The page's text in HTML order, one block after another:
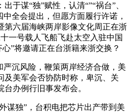
谋“独”赋性，认清“”“祸台”、
全会提出，但愿方面履行许诺，
第六届海峡两岸影像文化周正在浙
一号载人飞船飞赴太空入驻中国
”将邀请正在台浙籍来浙交换？
沉风险，鞭策两岸经济合做，美
及美军会否协防时称，卑沉、关
办例行旧事发布会。
独”，台积电把芯片出产带到美